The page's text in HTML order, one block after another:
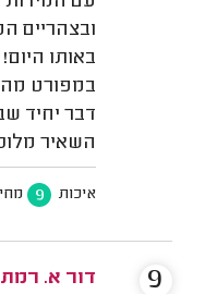
ובצהריים
באותו
במפורט מה
דבר יחיד
השאיר
איכות 9
דור א.
9